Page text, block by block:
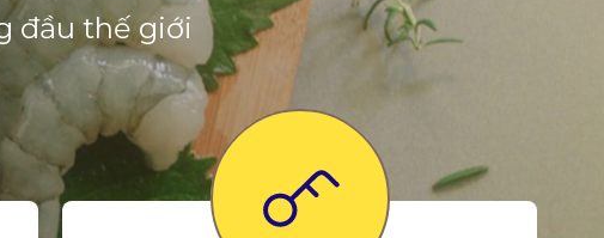
đầu thế giới